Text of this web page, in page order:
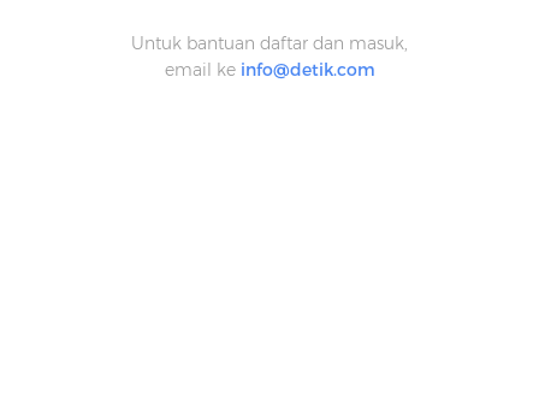
Untuk bantuan daftar dan masuk,
email ke info@detik.com